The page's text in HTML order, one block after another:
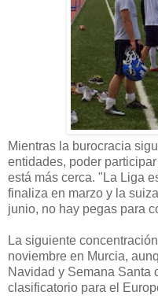
Mientras la burocracia
entidades, poder
está más cerca. "La Liga
finaliza en marzo y la
junio, no hay pegas para
La siguiente
noviembre en Murcia,
Navidad y Semana Santa
clasificatorio para el